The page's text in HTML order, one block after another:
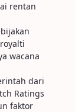
rentan
wacana
dari
Ratings
faktor